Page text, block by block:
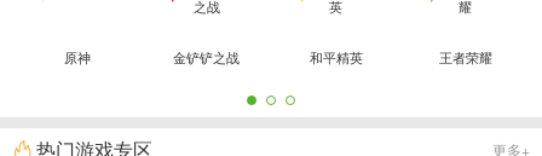
原神 金铲铲之战 和平精英 王者荣耀
热门游戏专区 更多+